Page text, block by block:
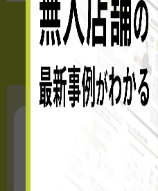
無人店舗の最
TOUCH TO GO 導